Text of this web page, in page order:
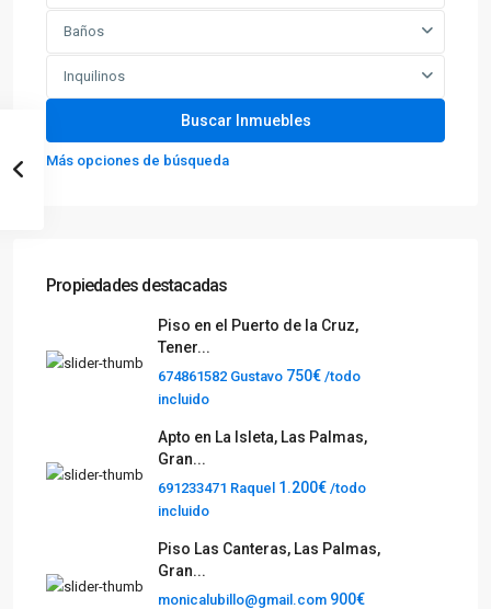
Baños
Inquilinos
Más opciones de búsqueda
Propiedades destacadas
Piso en el Puerto de la Cruz,
Tener...
674861582 Gustavo 750€ /todo
incluido
Apto en La Isleta, Las Palmas,
Gran...
691233471 Raquel 1.200€ /todo
incluido
Piso Las Canteras, Las Palmas,
Gran...
monicalubillo@gmail.com 900€